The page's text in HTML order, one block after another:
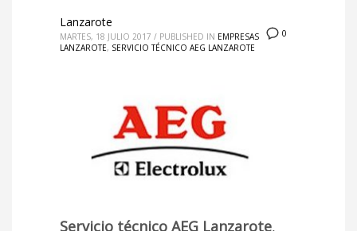
0
Lanzarote
MARTES, 18 JULIO 2017 / PUBLISHED IN EMPRESAS
LANZAROTE, SERVICIO TÉCNICO AEG LANZAROTE
Servicio técnico AEG Lanzarote,